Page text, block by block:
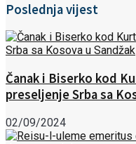
Poslednja vijest
Čanak i Biserko kod
preseljenje Srba sa
02/09/2024